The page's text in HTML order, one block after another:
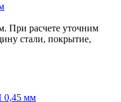
При расчете уточним
стали, покрытие,